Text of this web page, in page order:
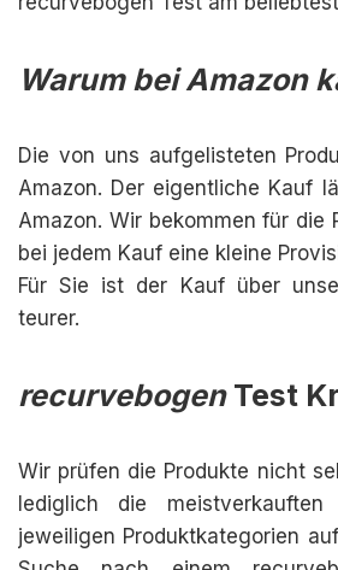
Warum bei Amazon
Die von uns aufgelisteten
Amazon. Der eigentliche Kauf
Amazon. Wir bekommen für die
bei jedem Kauf eine kleine
Für Sie ist der Kauf über
teurer.
recurvebogenTest
Wir prüfen die Produkte nicht
lediglich die
jeweiligen Produktkategorien